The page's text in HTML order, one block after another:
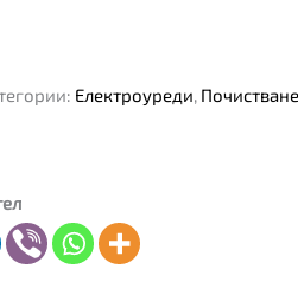
Електроуреди Почистване